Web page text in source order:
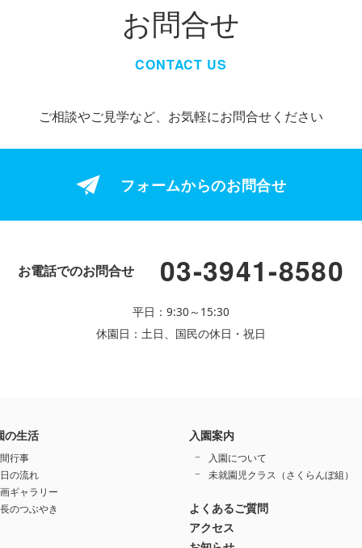
お問合せ
CONTACT US
ご相談やご見学など、お気軽にお問合せください
フォームからのお問合せ
お電話でのお問合せ 03-3941-8580
平日：9:30～15:30
休園日：土日、国民の休日・祝日
の生活
行事
の流れ
ギャラリー
のつぶやき
入園案内
入園について
未就園児クラス（さくらんぼ組）
よくあるご質問
アクセス